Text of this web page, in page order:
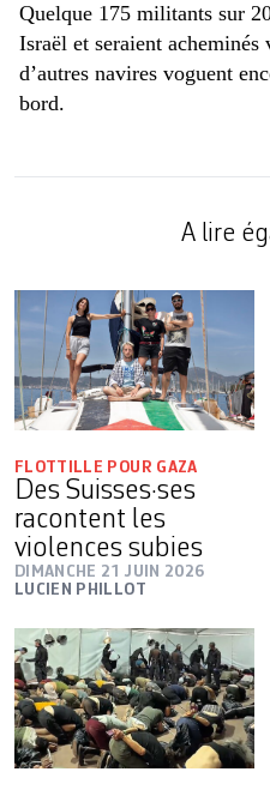
Quelque 175 militants sur
Israël et seraient
d’autres navires voguent
bord.
A lire
FLOTTILLE POUR GAZA
Des Suisses·ses
racontent les
violences subies
DIMANCHE 21 JUIN 2026
LUCIEN PHILLOT